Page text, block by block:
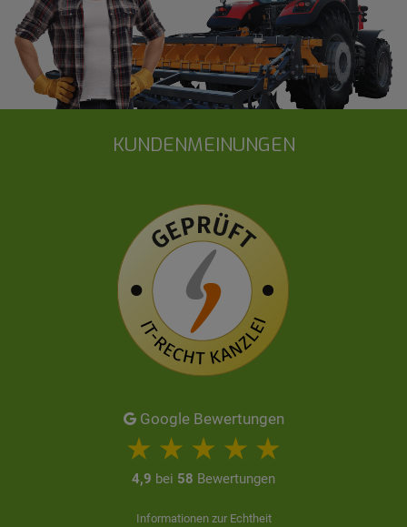
KUNDENMEINUNGEN
Google Bewertungen
4,9 bei 58 Bewertungen
Informationen zur Echtheit